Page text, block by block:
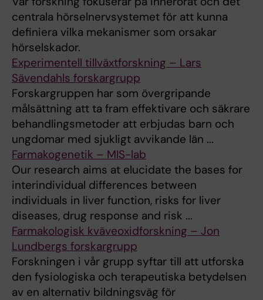
centrala hörselnervsystemet för att kunna
definiera vilka mekanismer som orsakar
hörselskador.
Experimentell tillväxtforskning – Lars
Sävendahls forskargrupp
Forskargruppen har som övergripande
målsättning att ta fram effektivare och säkrare
behandlingsmetoder att erbjudas barn och
ungdomar med sjukligt avvikande län ...
Farmakogenetik – MIS-lab
Our research aims at elucidate the bases for
interindividual differences between
individuals in liver function, risks for liver
diseases, drug response and risk ...
Farmakologisk kväveoxidforskning – Jon
Lundbergs forskargrupp
Forskningen i vår grupp syftar till att utforska
den fysiologiska och terapeutiska betydelsen
av en alternativ bildningsväg för